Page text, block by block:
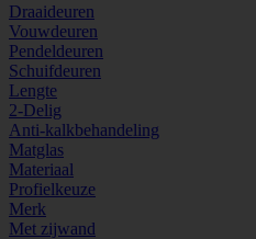
Draaideuren
Vouwdeuren
Pendeldeuren
Schuifdeuren
Lengte
2-Delig
Anti-kalkbehandeling
Matglas
Materiaal
Profielkeuze
Merk
Met zijwand